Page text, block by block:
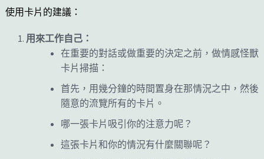
使用卡片的建議：
用來工作自己：
在重要的對話或做重要的決定之前，做情感怪獸
卡片掃描：
首先，用幾分鐘的時間置身在那情況之中，然後
隨意的流覽所有的卡片。
哪一張卡片吸引你的注意力呢？
這張卡片和你的情況有什麼關聯呢？